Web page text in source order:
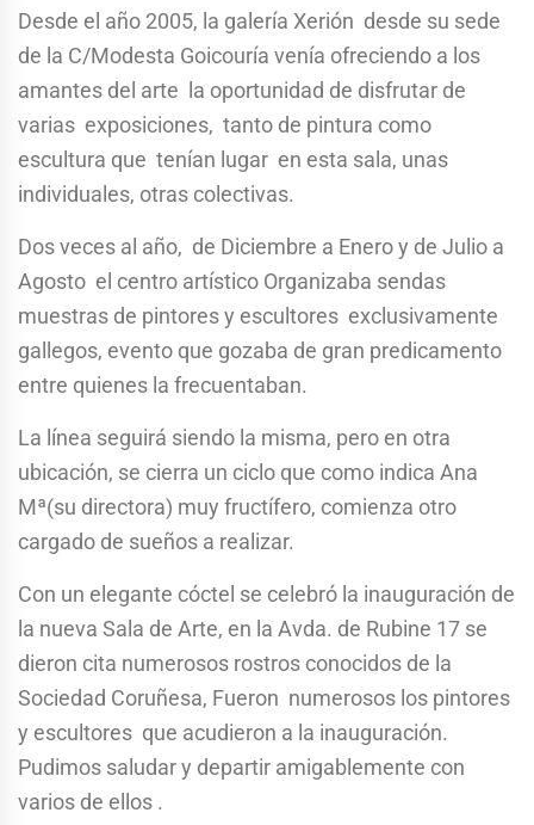
Desde el año 2005, la galería Xerión desde su sede
de la C/Modesta Goicouría venía ofreciendo a los
amantes del arte la oportunidad de disfrutar de
varias exposiciones, tanto de pintura como
escultura que tenían lugar en esta sala, unas
individuales, otras colectivas.
Dos veces al año, de Diciembre a Enero y de Julio a
Agosto el centro artístico Organizaba sendas
muestras de pintores y escultores exclusivamente
gallegos, evento que gozaba de gran predicamento
entre quienes la frecuentaban.
La línea seguirá siendo la misma, pero en otra
ubicación, se cierra un ciclo que como indica Ana
Mª(su directora) muy fructífero, comienza otro
cargado de sueños a realizar.
Con un elegante cóctel se celebró la inauguración de
la nueva Sala de Arte, en la Avda. de Rubine 17 se
dieron cita numerosos rostros conocidos de la
Sociedad Coruñesa, Fueron numerosos los pintores
y escultores que acudieron a la inauguración.
Pudimos saludar y departir amigablemente con
varios de ellos .